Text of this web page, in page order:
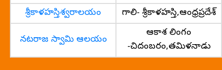
శ్రీకాళహస్తిశ్వరాలయం
గాలి- శ్రీకాళహస్తి,ఆంధ్రప్రదేశ్
నటరాజ స్వామి ఆలయం
ఆకాశ లింగం
-చిదంబరం,తమిళనాడు